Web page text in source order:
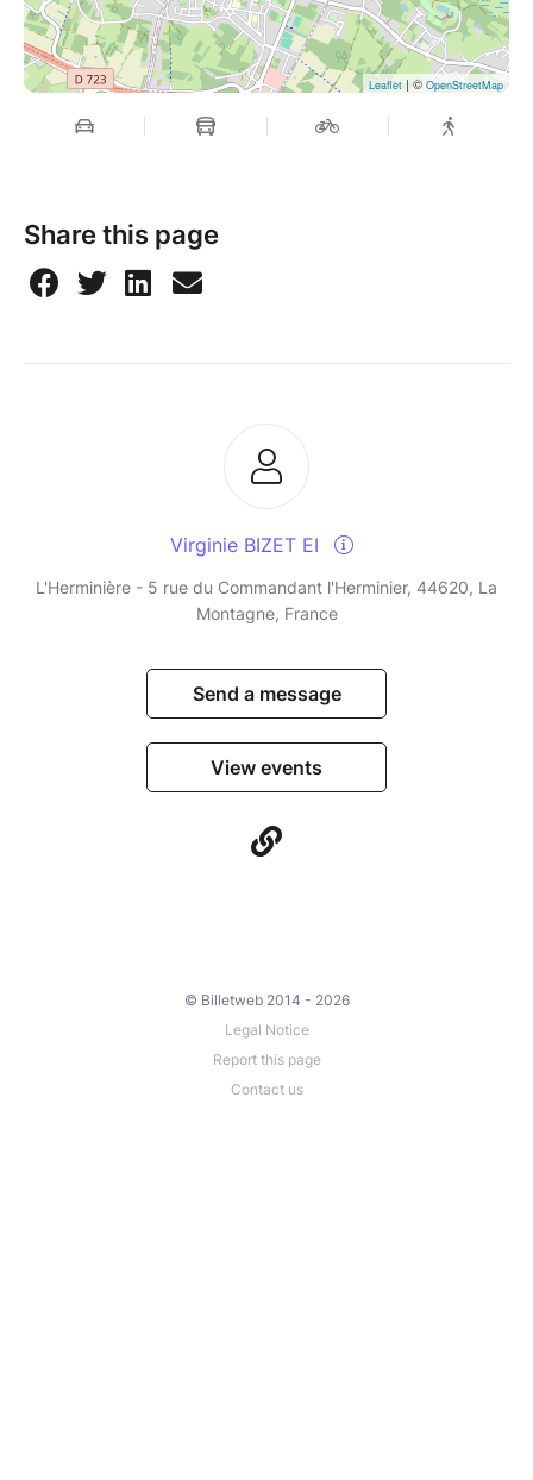
Leaflet | © OpenStreetMap
Share this page
Virginie BIZET EI
L'Herminière - 5 rue du Commandant l'Herminier, 44620, La
Montagne, France
Send a message
View events
© Billetweb 2014 - 2026
Legal Notice
Report this page
Contact us